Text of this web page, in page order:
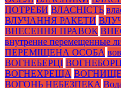
ПОТРЕБИ ВЛАСНІСТЬ
ВЛУЧАННЯ РАКЕТИ
ВНЕСЕННЯ ПРАВОК
внутренне перемещенные
ПЕРЕМІЩЕНА ОСОБА
ВОГНЕБЕРЦІ
ВОГНЕХРЕЩА ВОГНИЩЕ
ВОГОНЬ НЕБЕЗПЕКА